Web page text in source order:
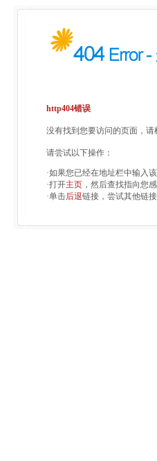
http404错误
没有找到您要访问的页面，
请尝试以下操作：
·如果您已经在地址栏中输入
·打开主页 ，然后查找指向您
·单击后退链接，尝试其他链